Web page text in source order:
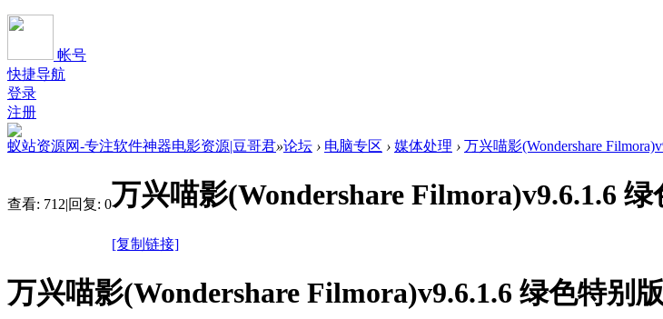
帐号
快捷导航
登录
注册
蚁站资源网-专注软件神器电影资源|豆哥君»论坛 › 电脑专区 › 媒体处理 › 万兴喵影(Wondershare
查看: 712|回复: 0万兴喵影(Wondershare Filmora)v9.6.1.6
[复制链接]
万兴喵影(Wondershare Filmora)v9.6.1.6 绿色特别版